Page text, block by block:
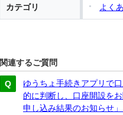
カテゴリ よく
関連するご質問
ゆうちょ手続きアプリで
的に判断し、口座開設を
申し込み結果のお知らせ